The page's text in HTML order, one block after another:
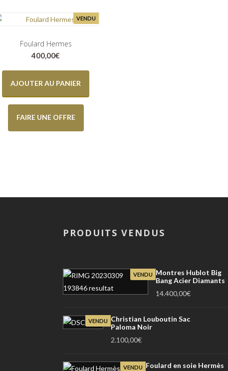
VENDU
Foulard Hermes
400,00€
AJOUTER AU PANIER
FAIRE UNE OFFRE
PRODUITS VENDUS
VENDU
Montres Hublot Big
Bang Acier Diamants
14.400,00€
VENDU
Christian Louboutin Sac
Paloma Noir
2.100,00€
VENDU
Foulard en soie Hermès